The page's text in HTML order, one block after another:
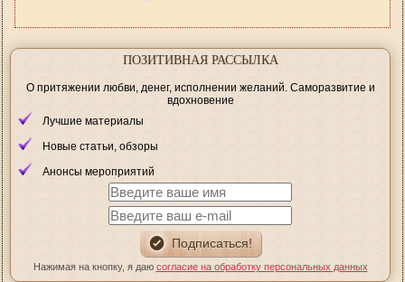
ПОЗИТИВНАЯ РАССЫЛКА
О притяжении любви, денег, исполнении желаний. Саморазвитие и
вдохновение
Лучшие материалы
Новые статьи, обзоры
Анонсы мероприятий
Нажимая на кнопку, я даю согласие на обработку персональных данных